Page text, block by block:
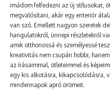
imádom felfedezni az új stílusokat,
megvalósítani, akár egy enteriőr
van szó. Emellett nagyon szeretek
hangulatokról, ünnepi részletekről
amik otthonossá és személyessé
kreativitás nem csupán hobbi,
az írásaimmal, ötleteimmel és
egy kis alkotásra, kikapcsolódásra,
mindennapok apró örömeit.